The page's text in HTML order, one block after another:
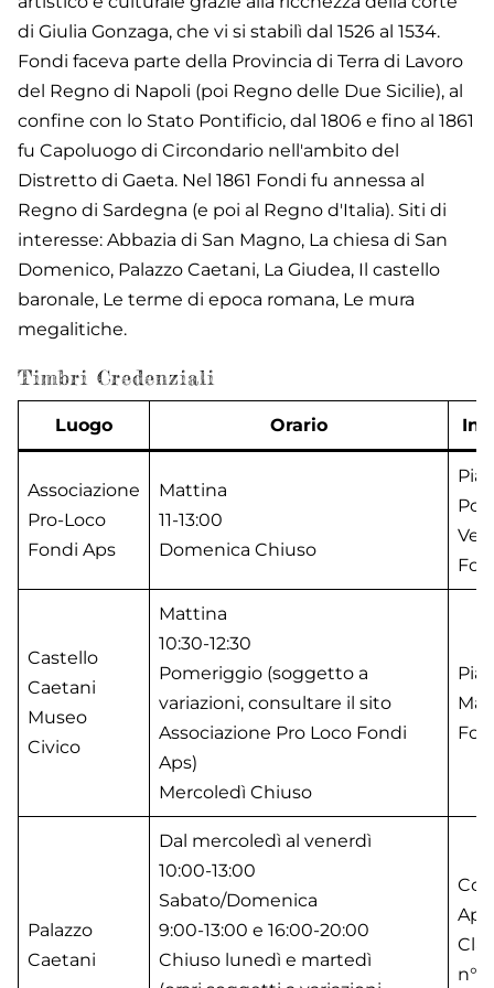
di Giulia Gonzaga, che vi si stabilì dal 1526 al 1534.
Fondi faceva parte della Provincia di Terra di Lavoro
del Regno di Napoli (poi Regno delle Due Sicilie), al
confine con lo Stato Pontificio, dal 1806 e fino al 1861
fu Capoluogo di Circondario nell'ambito del
Distretto di Gaeta. Nel 1861 Fondi fu annessa al
Regno di Sardegna (e poi al Regno d'Italia). Siti di
interesse: Abbazia di San Magno, La chiesa di San
Domenico, Palazzo Caetani, La Giudea, Il castello
baronale, Le terme di epoca romana, Le mura
megalitiche.
Timbri Credenziali
Luogo Orario
Associazione
Pro-Loco
Fondi Aps
Mattina
11-13:00
Domenica Chiuso
Castello
Caetani
Museo
Civico
Mattina
10:30-12:30
Pomeriggio (soggetto a
variazioni, consultare il sito
Associazione Pro Loco Fondi
Aps)
Mercoledì Chiuso
Palazzo
Caetani
Dal mercoledì al venerdì
10:00-13:00
Sabato/Domenica
9:00-13:00 e 16:00-20:00
Chiuso lunedì e martedì
n° 3,